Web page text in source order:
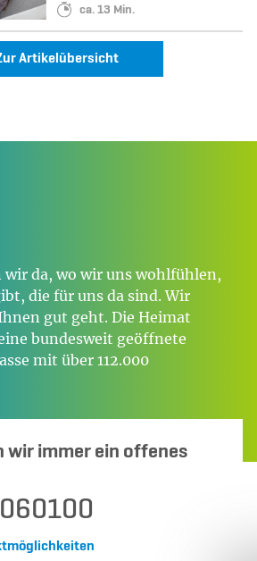
Lesedauer:
ca. 13 Min.
Artikelübersicht
da, wo wir uns wohlfühlen,
die für uns da sind. Wir
gut geht. Die Heimat
bundesweit geöffnete
mit über 112.000
wir immer ein offenes